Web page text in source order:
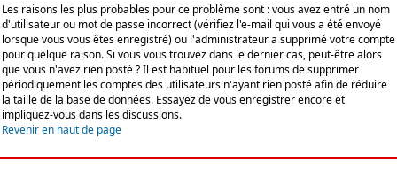
Les raisons les plus probables pour ce problème sont : vous avez entré un nom
d'utilisateur ou mot de passe incorrect (vérifiez l'e-mail qui vous a été envoyé
lorsque vous vous êtes enregistré) ou l'administrateur a supprimé votre compte
pour quelque raison. Si vous vous trouvez dans le dernier cas, peut-être alors
que vous n'avez rien posté ? Il est habituel pour les forums de supprimer
périodiquement les comptes des utilisateurs n'ayant rien posté afin de réduire
la taille de la base de données. Essayez de vous enregistrer encore et
impliquez-vous dans les discussions.
Revenir en haut de page